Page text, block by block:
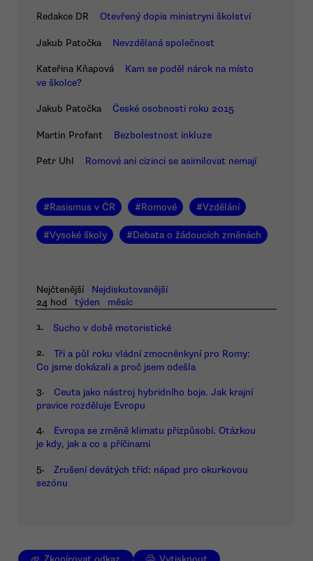
Redakce DR Otevřený dopis ministryni školství
Jakub Patočka Nevzdělaná společnost
Kateřina Kňapová
Kam se poděl nárok na místo
ve školce?
Jakub Patočka České osobnosti roku 2015
Martin Profant Bezbolestnost inkluze
Petr Uhl Romové ani cizinci se asimilovat nemají
#Rasismus v ČR #Romové #Vzdělání
#Vysoké školy #Debata o žádoucích změnách
Nejčtenější
Nejdiskutovanější
24 hod
týden měsíc
1. Sucho v době motoristické
2.
Tři a půl roku vládní zmocněnkyní pro Romy:
Co jsme dokázali a proč jsem odešla
3.
Ceuta jako nástroj hybridního boje. Jak krajní
pravice rozděluje Evropu
4.
Evropa se změně klimatu přizpůsobí. Otázkou
je kdy, jak a co s příčinami
5.
Zrušení devátých tříd: nápad pro okurkovou
sezónu